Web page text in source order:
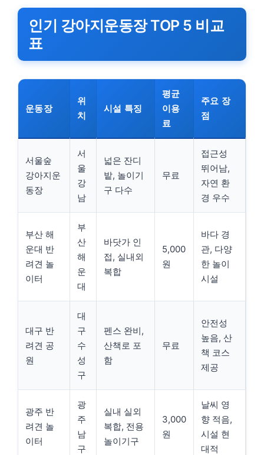
인기 강아지운동장 TOP 5 비교
표
운동장
위
치
시설 특징
평균
이용
료
주요 장
점
서울숲
강아지운
동장
서
울
강
남
넓은 잔디
밭, 놀이기
구 다수
무료
접근성
뛰어남,
자연 환
경 우수
부산 해
운대 반
려견 놀
이터
부
산
해
운
대
바닷가 인
접, 실내외
복합
5,000
원
바다 경
관, 다양
한 놀이
시설
대구 반
려견 공
원
대
구
수
성
구
펜스 완비,
산책로 포
함
무료
안전성
높음, 산
책 코스
제공
광주 반
려견 놀
이터
광
주
남
구
실내 실외
복합, 전용
놀이기구
3,000
원
날씨 영
향 적음,
시설 현
대적